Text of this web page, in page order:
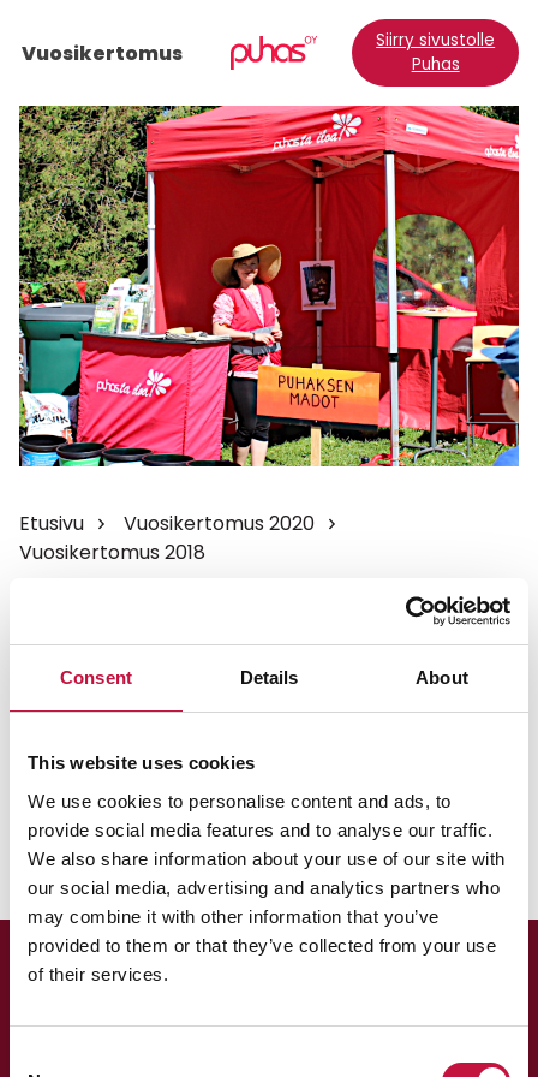
Consent Details About
This website uses cookies
We use cookies to personalise content and ads, to
provide social media features and to analyse our traffic.
We also share information about your use of our site with
our social media, advertising and analytics partners who
may combine it with other information that you’ve
provided to them or that they’ve collected from your use
of their services.
Vuosikertomus
Siirry sivustolle
Puhas
Etusivu
Vuosikertomus 2020
Vuosikertomus 2018
Kehityshankkeita ja investointia
tulevaisuuteen
Vuosikertomus 2018
Tilinpäätös ja toimintakertomus 2018